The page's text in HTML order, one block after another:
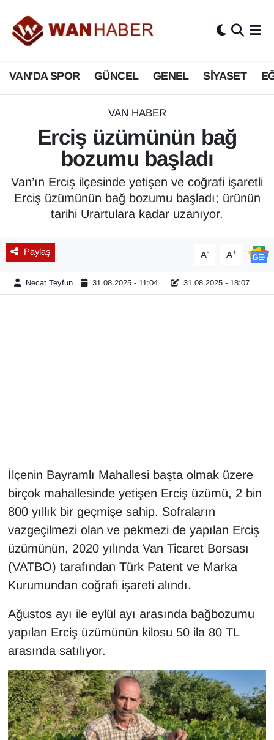
VAN'DA SPOR GÜNCEL GENEL SİYASET
VAN HABER
Erciş üzümünün bağ
bozumu başladı
Van’ın Erciş ilçesinde yetişen ve coğrafi işaretli
Erciş üzümünün bağ bozumu başladı; ürünün
tarihi Urartulara kadar uzanıyor.
Paylaş A- A+
Necat Teyfun 31.08.2025 - 11:04 31.08.2025 - 18:07
İlçenin Bayramlı Mahallesi başta olmak üzere
birçok mahallesinde yetişen Erciş üzümü, 2 bin
800 yıllık bir geçmişe sahip. Sofraların
vazgeçilmezi olan ve pekmezi de yapılan Erciş
üzümünün, 2020 yılında Van Ticaret Borsası
(VATBO) tarafından Türk Patent ve Marka
Kurumundan coğrafi işareti alındı.
Ağustos ayı ile eylül ayı arasında bağbozumu
yapılan Erciş üzümünün kilosu 50 ila 80 TL
arasında satılıyor.
3.SAYFA
ASAYİŞ
BİLİM VE TEKNOLOJİ
Biyografi
ÇEVRE
Dernekler, Odalar
Diğer
En çok konuşulanlar
GENEL
Güncel
Gündem
Haber
HABERDE İNSAN
İngilizce
Kadın
Kamu Alımları
Van Nöbetçi Eczaneler
Van Hava Durumu
Van Namaz Vakitleri
Van Trafik Yoğunluk Haritası
Süper Lig Puan Durumu ve Fikstür
Tüm Manşetler
Haber Arşivi